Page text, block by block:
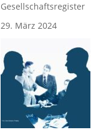
Gesellschaftsregister
29. März 2024